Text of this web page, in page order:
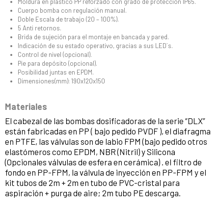
Cuerpo bomba con regulación manual.
Doble Escala de trabajo (20 – 100%).
5 Anti retornos.
Brida de sujeción para el montaje en bancada y pared.
Indicación de su estado operativo, gracias a sus LED´s.
Control de nivel (opcional).
Pie para depósito (opcional).
Posibilidad juntas en EPDM.
Dimensiones(mm): 190x120x150
Materiales
El cabezal de las bombas dosificadoras de la serie “DLX”
están fabricadas en PP ( bajo pedido PVDF ), el diafragma
en PTFE, las válvulas son de labio FPM (bajo pedido otros
elastómeros como EPDM, NBR (Nitril) y Silicona
(Opcionales válvulas de esfera en cerámica) . el filtro de
fondo en PP-FPM, la válvula de inyección en PP-FPM y el
kit tubos de 2m + 2m en tubo de PVC-cristal para
aspiración + purga de aire; 2m tubo PE descarga.